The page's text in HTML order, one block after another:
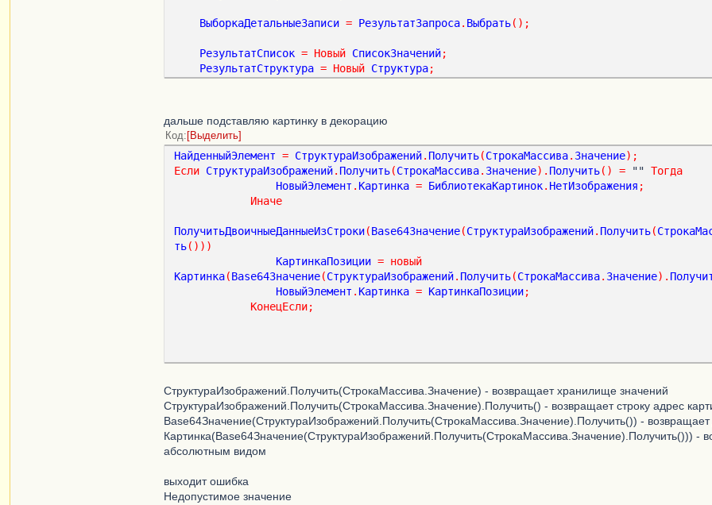
ВыборкаДетальныеЗаписи = РезультатЗапроса. Выбрать();
РезультатСписок = Новый СписокЗначений;
РезультатСтруктура = Новый Структура;
РезультатСоответствие.Вставить(ВыборкаДетальныеЗаписи.БыстрыйТовар,
ВыборкаДетальныеЗаписи.ФайлКартинки);
РезультатСоответствие
дальше подставляю картинку в декорацию
Код Выделить
НайденныйЭлемент = СтруктураИзображений. Получить(СтрокаМассива. Значение);
Если СтруктураИзображений. Получить(СтрокаМассива. Значение). Получить() = "" Тогда
НовыйЭлемент . Картинка = БиблиотекаКартинок. НетИзображения ;
Иначе
ПолучитьДвоичныеДанныеИзСтроки(Base64Значение(СтруктураИзображений. Получить(
ть()))
КартинкаПозиции = новый
Картинка(Base64Значение(СтруктураИзображений. Получить(СтрокаМассива. Значение).
НовыйЭлемент . Картинка = КартинкаПозиции;
КонецЕсли;
СтруктураИзображений.Получить(СтрокаМассива.Значение) - возвращает хранилище значений
СтруктураИзображений.Получить(СтрокаМассива.Значение).Получить() - возвращает строку адрес
Base64Значение(СтруктураИзображений.Получить(СтрокаМассива.Значение).Получить()) -
Картинка(Base64Значение(СтруктураИзображений.Получить(СтрокаМассива.Значение).Получить())) -
абсолютным видом
выходит ошибка
Недопустимое значение